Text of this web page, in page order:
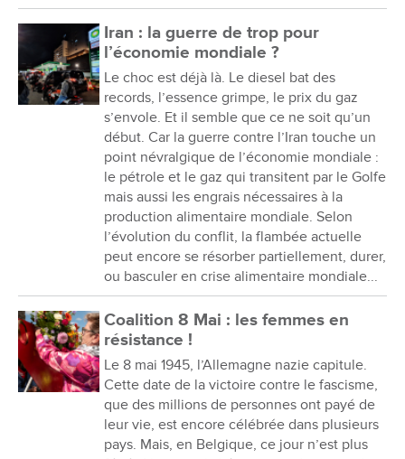
Iran : la guerre de trop pour
l’économie mondiale ?
Le choc est déjà là. Le diesel bat des
records, l’essence grimpe, le prix du gaz
s’envole. Et il semble que ce ne soit qu’un
début. Car la guerre contre l’Iran touche un
point névralgique de l’économie mondiale :
le pétrole et le gaz qui transitent par le Golfe
mais aussi les engrais nécessaires à la
production alimentaire mondiale. Selon
l’évolution du conflit, la flambée actuelle
peut encore se résorber partiellement, durer,
ou basculer en crise alimentaire mondiale...
Coalition 8 Mai : les femmes en
résistance !
Le 8 mai 1945, l’Allemagne nazie capitule.
Cette date de la victoire contre le fascisme,
que des millions de personnes ont payé de
leur vie, est encore célébrée dans plusieurs
pays. Mais, en Belgique, ce jour n’est plus